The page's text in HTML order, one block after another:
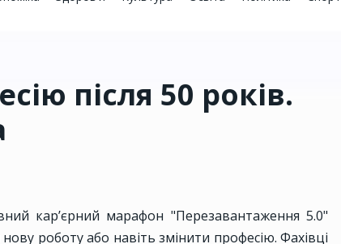
після 50 років.
кар’єрний марафон "Перезавантаження 5.0"
роботу або навіть змінити професію. Фахівці